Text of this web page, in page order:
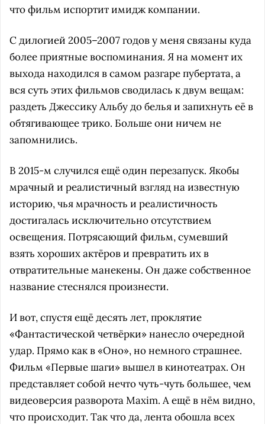
что фильм испортит имидж компании.
С дилогией 2005–2007 годов у меня связаны куда
более приятные воспоминания. Я на момент их
выхода находился в самом разгаре пубертата, а
вся суть этих фильмов сводилась к двум вещам:
раздеть Джессику Альбу до белья и запихнуть её в
обтягивающее трико. Больше они ничем не
запомнились.
В 2015-м случился ещё один перезапуск. Якобы
мрачный и реалистичный взгляд на известную
историю, чья мрачность и реалистичность
достигалась исключительно отсутствием
освещения. Потрясающий фильм, сумевший
взять хороших актёров и превратить их в
отвратительные манекены. Он даже собственное
название стеснялся произнести.
И вот, спустя ещё десять лет, проклятие
«Фантастической четвёрки» нанесло очередной
удар. Прямо как в «Оно», но немного страшнее.
Фильм «Первые шаги» вышел в кинотеатрах. Он
представляет собой нечто чуть-чуть большее, чем
видеоверсия разворота Maxim. А ещё в нём видно,
что происходит. Так что да, лента обошла всех